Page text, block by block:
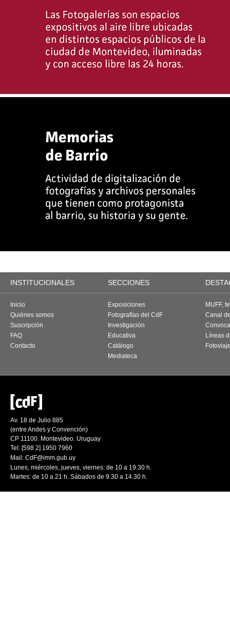
INSTITUCIONALES SECCIONES
Inicio
Quiénes somos
Suscripción
FAQ
Contacto
Exposiciones
Fotografías del CdF
Investigación
Educativa
Catálogo
Mediateca
MUFF,
Canal
Líneas
Av. 18 de Julio 885
(entre Andes y Convención)
CP 11100. Montevideo. Uruguay
Tel: [598 2] 1950 7960
Mail: CdF@imm.gub.uy
Lunes, miércoles, jueves, viernes: de 10 a 19.30 h.
Martes: de 10 a 21 h. Sábados de 9.30 a 14.30 h.